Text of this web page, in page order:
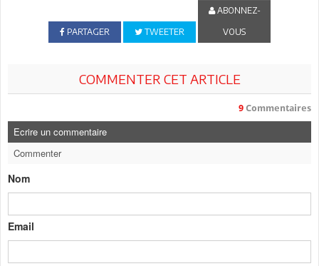
PARTAGER TWEETER
ABONNEZ-
VOUS
COMMENTER CET ARTICLE
9 Commentaires
Ecrire un commentaire
Commenter
Nom
Email